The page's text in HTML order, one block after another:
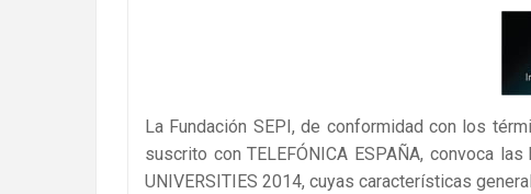
La Fundación SEPI, de conformidad con los
suscrito con TELEFÓNICA ESPAÑA, convoca
UNIVERSITIES 2014, cuyas características